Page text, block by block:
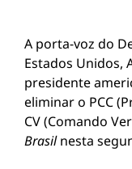
A porta-voz do
Estados Unidos,
presidente
eliminar o PCC
CV (Comando
Brasilnesta